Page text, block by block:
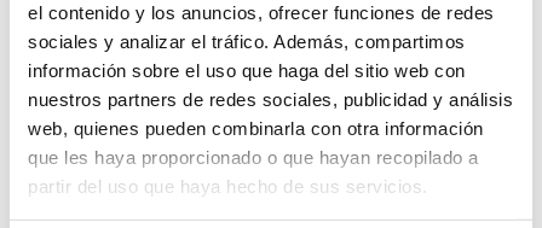
el contenido y los anuncios, ofrecer funciones de redes
sociales y analizar el tráfico. Además, compartimos
información sobre el uso que haga del sitio web con
nuestros partners de redes sociales, publicidad y análisis
web, quienes pueden combinarla con otra información
que les haya proporcionado o que hayan recopilado a
partir del uso que haya hecho de sus servicios.
COMPARTIR